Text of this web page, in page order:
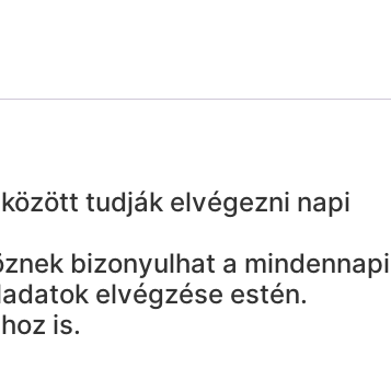
tudják elvégezni napi
bizonyulhat a mindennapi
elvégzése estén.
is.